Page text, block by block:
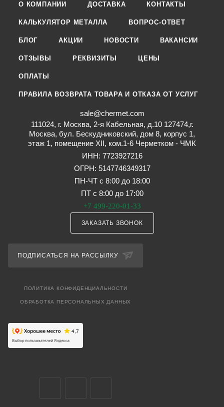
О КОМПАНИИ ДОСТАВКА КОНТАКТЫ
КАЛЬКУЛЯТОР МЕТАЛЛА ВОПРОС-ОТВЕТ
БЛОГ АКЦИИ НОВОСТИ ВАКАНСИИ
ОТЗЫВЫ РЕКВИЗИТЫ ЦЕНЫ
ОПЛАТЫ
ПРАВИЛА ВОЗВРАТА ТОВАРА И ОТКАЗА ОТ УСЛУГ
sale@chermet.com
111024, г. Москва, 2-я Кабельная, д.10 127474,г.
Москва, бул. Бескудниковский, дом 8, корпус 1,
этаж 1, помещение XII, ком.1-6 Черметком - ЧМК
ИНН: 7723927216
ОГРН: 5147746349317
ПН-ЧТ с 8:00 до 18:00
ПТ с 8:00 до 17:00
+7 499-220-01-33
ЗАКАЗАТЬ ЗВОНОК
ПОДПИСАТЬСЯ НА РАССЫЛКУ
ПОЛИТИКА КОНФИДЕНЦИАЛЬНОСТИ
ОБРАБОТКА ПЕРСОНАЛЬНЫХ ДАННЫХ